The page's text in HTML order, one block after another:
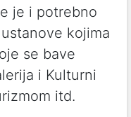
je i potrebno
kojima
se bave
i Kulturni
itd.